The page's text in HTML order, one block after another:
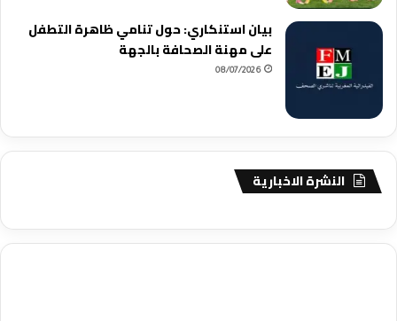
بيان استنكاري: حول تنامي ظاهرة التطفل
على مهنة الصحافة بالجهة
08/07/2026
النشرة الاخبارية